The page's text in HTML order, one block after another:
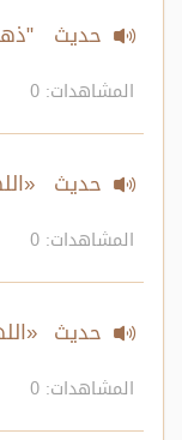
حديث
«معقبات
المشاهدات: 0
حديث
والبخل..»
المشاهدات: 0
حديث
وحسن
المشاهدات: 0